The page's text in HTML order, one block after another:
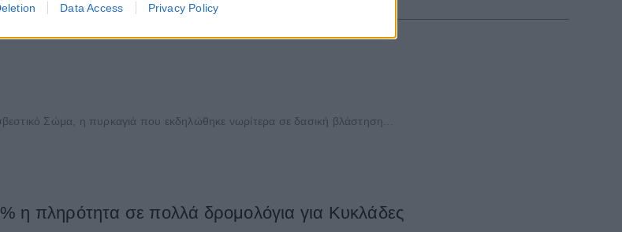
Data Access Privacy Policy
Σώμα, η πυρκαγιά που εκδηλώθηκε νωρίτερα σε δασική βλάστηση...
η πληρότητα σε πολλά δρομολόγια για Κυκλάδες